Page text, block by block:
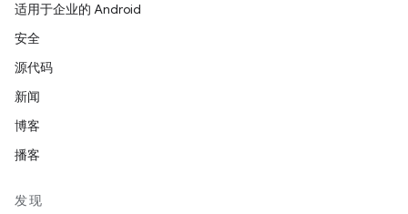
适用于企业的 Android
安全
源代码
新闻
博客
播客
发现